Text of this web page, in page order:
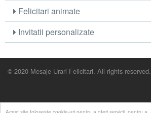
Felicitari animate
Invitatii personalizate
© 2020 Mesaje Urari Felicitari. All rights reserved.